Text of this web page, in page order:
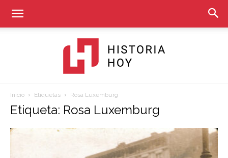
Historia
Hoy
Inicio Etiquetas Rosa Luxemburg
Etiqueta: Rosa Luxemburg